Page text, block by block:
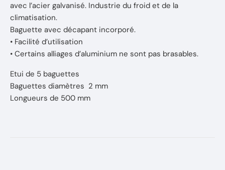
avec l’acier galvanisé. Industrie du froid et de la
climatisation.
Baguette avec décapant incorporé.
• Facilité d’utilisation
• Certains alliages d’aluminium ne sont pas brasables.
Etui de 5 baguettes
Baguettes diamètres 2 mm
Longueurs de 500 mm